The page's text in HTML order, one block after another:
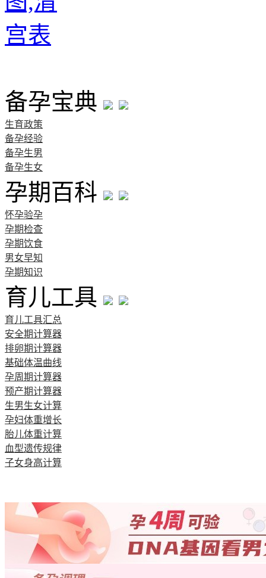
备孕宝典
生育政策
备孕经验
备孕生男
备孕生女
孕期百科
怀孕验孕
孕期检查
孕期饮食
男女早知
孕期知识
育儿工具
育儿工具汇总
安全期计算器
排卵期计算器
基础体温曲线
孕周期计算器
预产期计算器
生男生女计算
孕妇体重增长
胎儿体重计算
血型遗传规律
子女身高计算